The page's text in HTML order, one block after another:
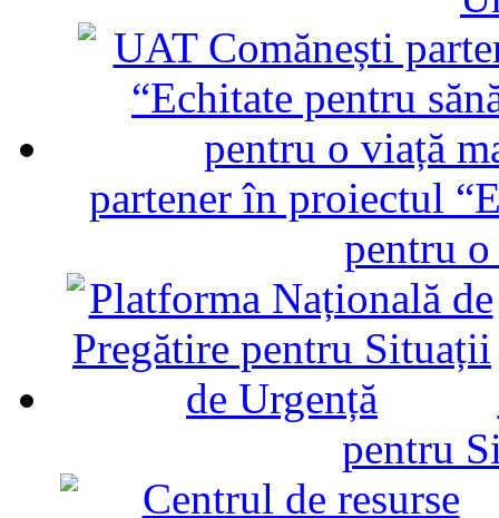
partener în proiectul
pentru
pentru